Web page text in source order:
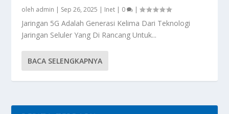
oleh admin | Sep 26, 2025 | Inet | 0 |
Jaringan 5G Adalah Generasi Kelima Dari Teknologi
Jaringan Seluler Yang Di Rancang Untuk...
BACA SELENGKAPNYA